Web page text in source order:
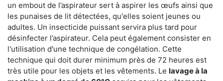
un embout de l’aspirateur sert à aspirer les œufs ainsi que
les punaises de lit détectées, qu'elles soient jeunes ou
adultes. Un insecticide puissant servira plus tard pour
désinfecter l’aspirateur. Cela peut également consister en
l'utilisation d'une technique de congélation. Cette
technique qui doit durer minimum près de 72 heures est
très utile pour les objets et les vêtements. Le lavage à la